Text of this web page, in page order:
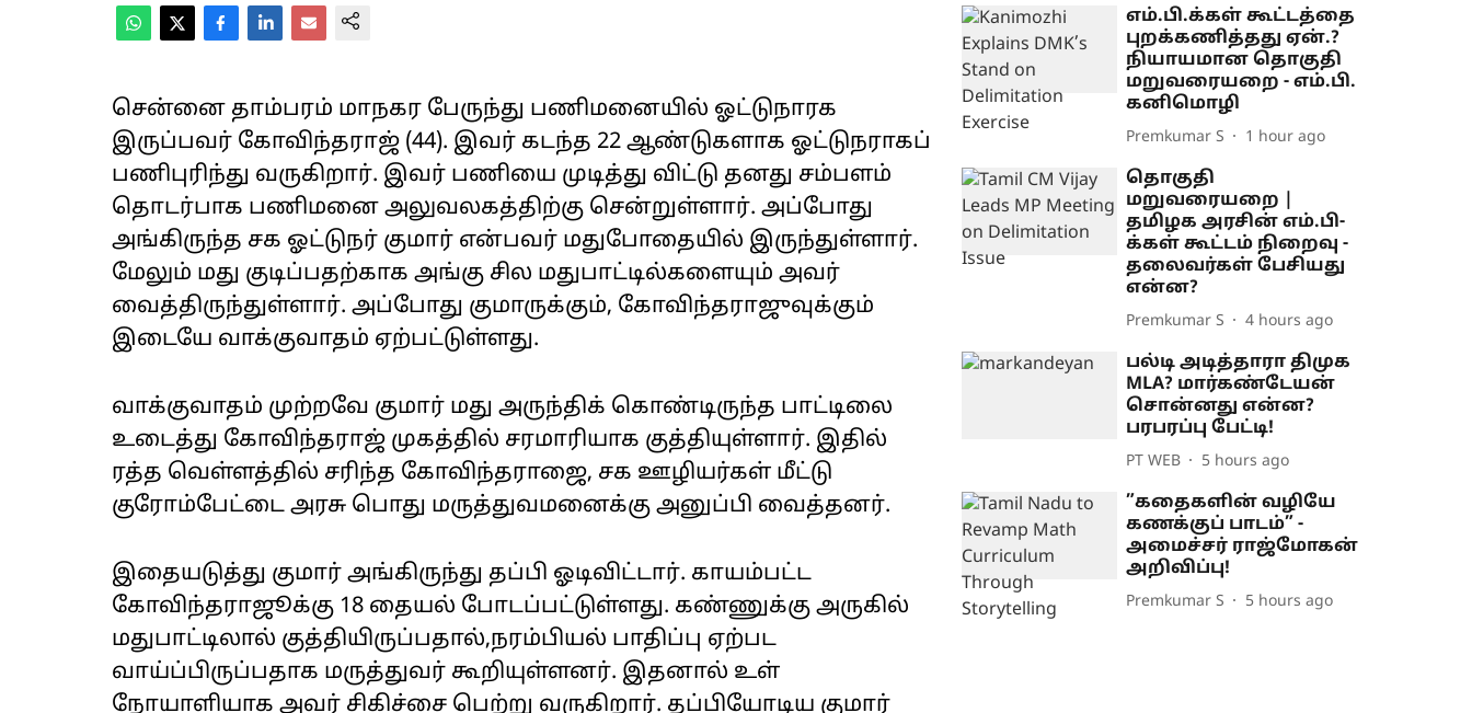
சென்னை தாம்பரம் மாநகர பேருந்து பணிமனையில் ஓட்டுநாரக
இருப்பவர் கோவிந்தராஜ் (44). இவர் கடந்த 22 ஆண்டுகளாக ஓட்டுநராகப்
பணிபுரிந்து வருகிறார். இவர் பணியை முடித்து விட்டு தனது சம்பளம்
தொடர்பாக பணிமனை அலுவலகத்திற்கு சென்றுள்ளார். அப்போது
அங்கிருந்த சக ஓட்டுநர் குமார் என்பவர் மதுபோதையில் இருந்துள்ளார்.
மேலும் மது குடிப்பதற்காக அங்கு சில மதுபாட்டில்களையும் அவர்
வைத்திருந்துள்ளார். அப்போது குமாருக்கும், கோவிந்தராஜுவுக்கும்
இடையே வாக்குவாதம் ஏற்பட்டுள்ளது.
வாக்குவாதம் முற்றவே குமார் மது அருந்திக் கொண்டிருந்த பாட்டிலை
உடைத்து கோவிந்தராஜ் முகத்தில் சரமாரியாக குத்தியுள்ளார். இதில்
ரத்த வெள்ளத்தில் சரிந்த கோவிந்தராஜை, சக ஊழியர்கள் மீட்டு
குரோம்பேட்டை அரசு பொது மருத்துவமனைக்கு அனுப்பி வைத்தனர்.
இதையடுத்து குமார் அங்கிருந்து தப்பி ஓடிவிட்டார். காயம்பட்ட
கோவிந்தராஜூக்கு 18 தையல் போடப்பட்டுள்ளது. கண்ணுக்கு அருகில்
மதுபாட்டிலால் குத்தியிருப்பதால்,நரம்பியல் பாதிப்பு ஏற்பட
வாய்ப்பிருப்பதாக மருத்துவர் கூறியுள்ளனர். இதனால் உள்
நோயாளியாக அவர் சிகிச்சை பெற்று வருகிறார். தப்பியோடிய குமார்
எம்.பி.க்கள் கூட்டத்தை
புறக்கணித்தது ஏன்.?
நியாயமான தொகுதி
மறுவரையறை - எம்.பி.
கனிமொழி
Premkumar S 1 hour ago
தொகுதி
மறுவரையறை |
தமிழக அரசின் எம்.பி-
க்கள் கூட்டம் நிறைவு -
தலைவர்கள் பேசியது
என்ன?
Premkumar S 4 hours ago
பல்டி அடித்தாரா திமுக
MLA? மார்கண்டேயன்
சொன்னது என்ன?
பரபரப்பு பேட்டி!
PT WEB 5 hours ago
”கதைகளின் வழியே
கணக்குப் பாடம்” -
அமைச்சர் ராஜ்மோகன்
அறிவிப்பு!
Premkumar S 5 hours ago